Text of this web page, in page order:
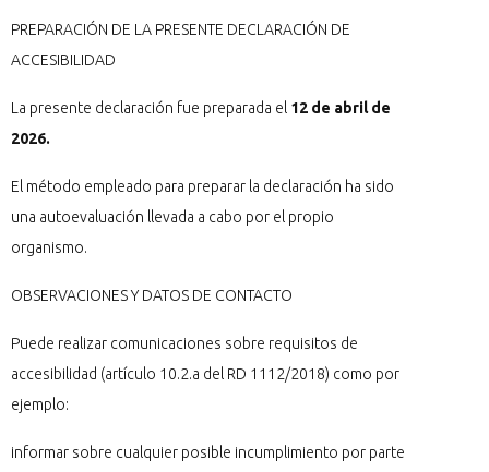
PREPARACIÓN DE LA PRESENTE DECLARACIÓN DE
ACCESIBILIDAD
La presente declaración fue preparada el 12 de abril de
2026.
El método empleado para preparar la declaración ha sido
una autoevaluación llevada a cabo por el propio
organismo.
OBSERVACIONES Y DATOS DE CONTACTO
Puede realizar comunicaciones sobre requisitos de
accesibilidad (artículo 10.2.a del RD 1112/2018) como por
ejemplo:
informar sobre cualquier posible incumplimiento por parte